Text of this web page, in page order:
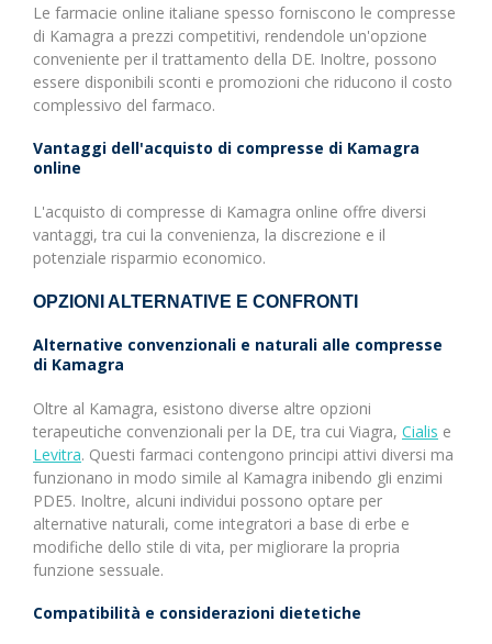
Le farmacie online italiane spesso forniscono le compresse
di Kamagra a prezzi competitivi, rendendole un'opzione
conveniente per il trattamento della DE. Inoltre, possono
essere disponibili sconti e promozioni che riducono il costo
complessivo del farmaco.
Vantaggi dell'acquisto di compresse di Kamagra
online
L'acquisto di compresse di Kamagra online offre diversi
vantaggi, tra cui la convenienza, la discrezione e il
potenziale risparmio economico.
OPZIONI ALTERNATIVE E CONFRONTI
Alternative convenzionali e naturali alle compresse
di Kamagra
Oltre al Kamagra, esistono diverse altre opzioni
terapeutiche convenzionali per la DE, tra cui Viagra, Cialis e
Levitra. Questi farmaci contengono principi attivi diversi ma
funzionano in modo simile al Kamagra inibendo gli enzimi
PDE5. Inoltre, alcuni individui possono optare per
alternative naturali, come integratori a base di erbe e
modifiche dello stile di vita, per migliorare la propria
funzione sessuale.
Compatibilità e considerazioni dietetiche